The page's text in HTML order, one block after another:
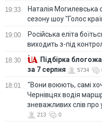
19:33
Наталія Могилевська
сезону шоу "Голос
19:00
Російська еліта
виходить з-під
18:30
Підбірка
за 7 серпня
5734
18:01
"Вони воюють, самі
Чернівцях водія
зневажливих слів про
213 0